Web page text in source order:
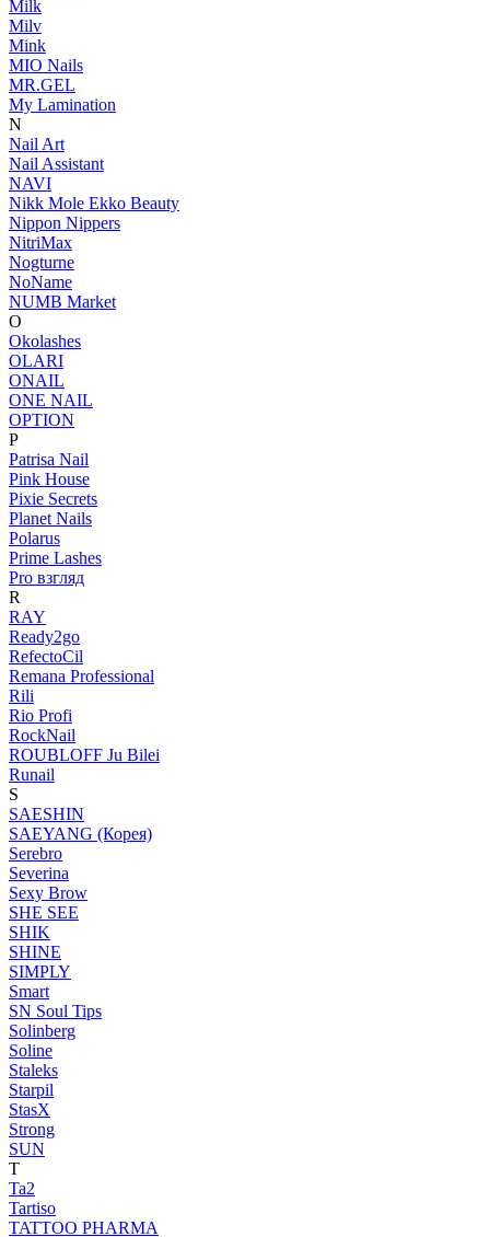
Milk
Milv
Mink
MIO Nails
MR.GEL
My Lamination
N
Nail Art
Nail Assistant
NAVI
Nikk Mole Ekko Beauty
Nippon Nippers
NitriMax
Nogturne
NoName
NUMB Market
O
Okolashes
OLARI
ONAIL
ONE NAIL
OPTION
P
Patrisa Nail
Pink House
Pixie Secrets
Planet Nails
Polarus
Prime Lashes
Pro взгляд
R
RAY
Ready2go
RefectoCil
Remana Professional
Rili
Rio Profi
RockNail
ROUBLOFF Ju Bilei
Runail
S
SAESHIN
SAEYANG (Корея)
Serebro
Severina
Sexy Brow
SHE SEE
SHIK
SHINE
SIMPLY
Smart
SN Soul Tips
Solinberg
Soline
Staleks
Starpil
StasX
Strong
SUN
T
Ta2
Tartiso
TATTOO PHARMA